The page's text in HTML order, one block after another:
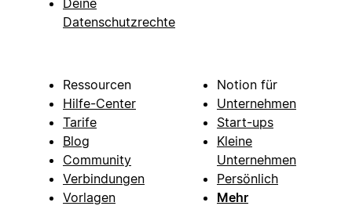
Datenschutzrechte
Ressourcen
Hilfe-Center
Tarife
Blog
Community
Verbindungen
Vorlagen
Notion für
Unternehmen
Start-ups
Kleine
Unternehmen
Persönlich
Mehr